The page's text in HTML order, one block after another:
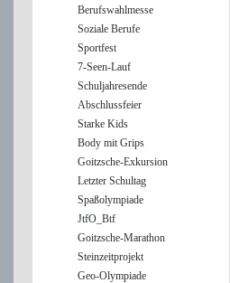
Berufswahlmesse
Soziale Berufe
Sportfest
7-Seen-Lauf
Schuljahresende
Abschlussfeier
Starke Kids
Body mit Grips
Goitzsche-Exkursion
Letzter Schultag
Spaßolympiade
JtfO_Btf
Goitzsche-Marathon
Steinzeitprojekt
Geo-Olympiade